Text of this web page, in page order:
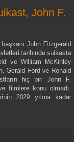
John F.
John Fitzgerald
tarihinde suikasta
ve William McKinley
Gerald Ford ve Ronald
hiç biri John F.
filmlere konu olmadı.
2029 yılına kadar